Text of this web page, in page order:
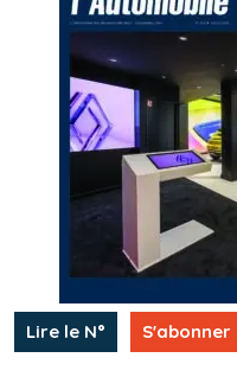
Lire le N° S'abonner